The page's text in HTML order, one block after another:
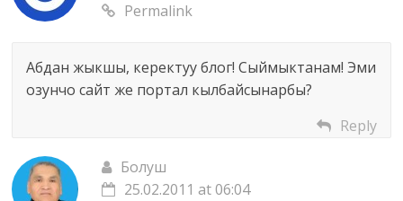
Permalink
Абдан жыкшы, керектуу блог! Сыймыктанам! Эми
озунчо сайт же портал кылбайсынарбы?
Reply
Болуш
25.02.2011 at 06:04